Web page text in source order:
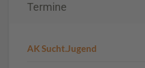
Termine
AK Sucht.Jugend